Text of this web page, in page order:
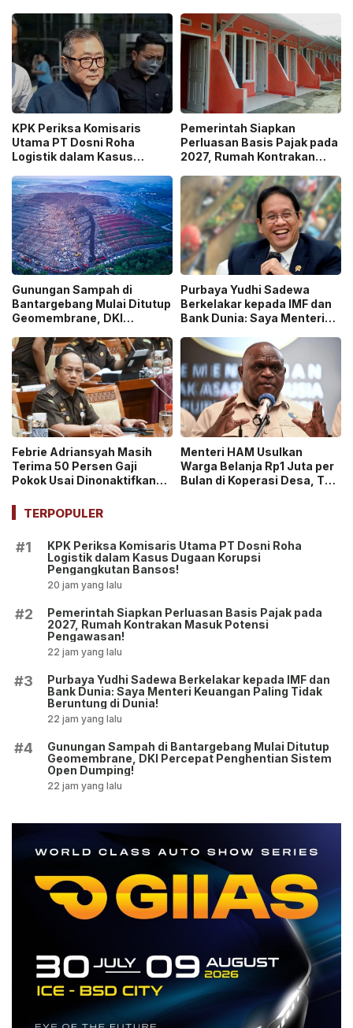
KPK Periksa Komisaris
Utama PT Dosni Roha
Logistik dalam Kasus
Pengangkutan Bansos!
Pemerintah Siapkan
Perluasan Basis Pajak pada
2027, Rumah Kontrakan
Pengawasan!
Gunungan Sampah di
Bantargebang Mulai Ditutup
Geomembrane, DKI
Sistem Open Dumping!
Purbaya Yudhi Sadewa
Berkelakar kepada IMF dan
Bank Dunia: Saya Menteri
Beruntung di Dunia!
Febrie Adriansyah Masih
Terima 50 Persen Gaji
Pokok Usai Dinonaktifkan
ASN Dihentikan!
Menteri HAM Usulkan
Warga Belanja Rp1 Juta per
Bulan di Koperasi Desa, Tuai
TERPOPULER
#1
KPK Periksa Komisaris Utama PT Dosni Roha
Logistik dalam Kasus Dugaan Korupsi
Pengangkutan Bansos!
20 jam yang lalu
#2
Pemerintah Siapkan Perluasan Basis Pajak pada
2027, Rumah Kontrakan Masuk Potensi
Pengawasan!
22 jam yang lalu
#3
Purbaya Yudhi Sadewa Berkelakar kepada IMF dan
Bank Dunia: Saya Menteri Keuangan Paling Tidak
Beruntung di Dunia!
22 jam yang lalu
#4
Gunungan Sampah di Bantargebang Mulai Ditutup
Geomembrane, DKI Percepat Penghentian Sistem
Open Dumping!
22 jam yang lalu